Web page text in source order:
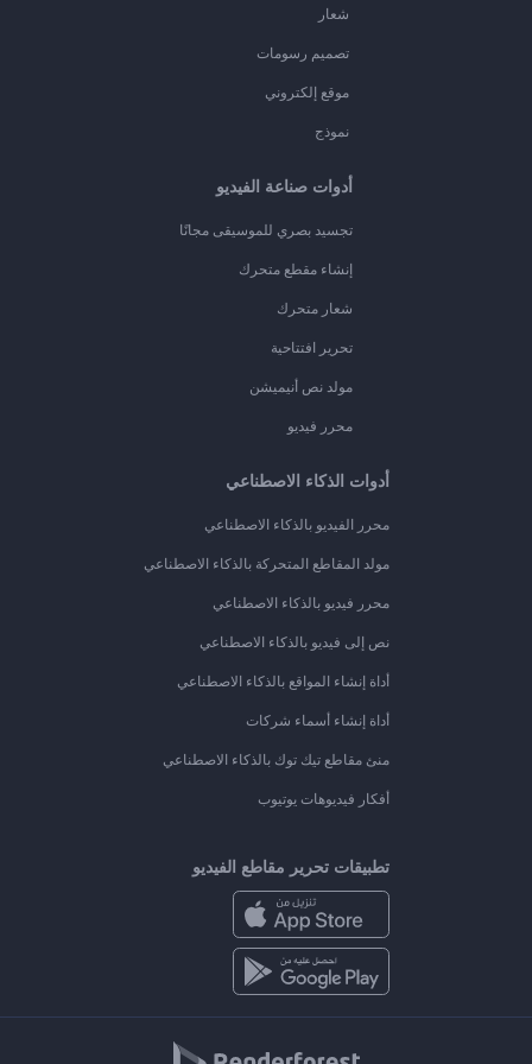
شعار
تصميم رسومات
موقع إلكتروني
نموذج
أدوات صناعة الفيديو
تجسيد بصري للموسيقى مجانًا
إنشاء مقطع متحرك
شعار متحرك
تحرير افتتاحية
مولد نص أنيميشن
محرر فيديو
أدوات الذكاء الاصطناعي
محرر الفيديو بالذكاء الاصطناعي
مولد المقاطع المتحركة بالذكاء الاصطناعي
محرر فيديو بالذكاء الاصطناعي
نص إلى فيديو بالذكاء الاصطناعي
أداة إنشاء المواقع بالذكاء الاصطناعي
أداة إنشاء أسماء شركات
منئ مقاطع تيك توك بالذكاء الاصطناعي
أفكار فيديوهات يوتيوب
تطبيقات تحرير مقاطع الفيديو